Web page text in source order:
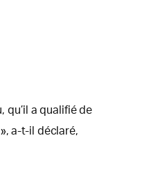
qu’il a qualifié de
», a-t-il déclaré,